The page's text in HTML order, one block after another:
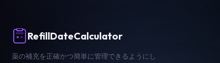
RefillDateCalculator
薬の補充を正確かつ簡単に管理できるようにし